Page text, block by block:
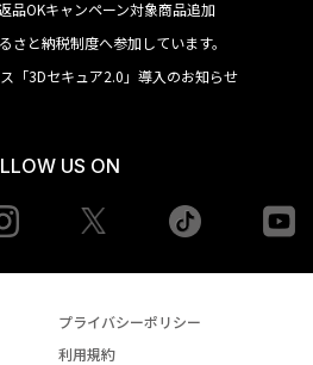
品OKキャンペーン対象商品追加
さと納税制度へ参加しています。
「3Dセキュア2.0」導入のお知らせ
US ON
Instagram tiktok
プライバシーポリシー
利用規約